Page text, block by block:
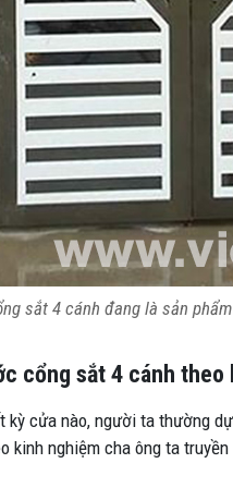
sắt 4 cánh đang là sản
cổng sắt 4 cánh theo
cửa nào, người ta thường
kinh nghiệm cha ông ta